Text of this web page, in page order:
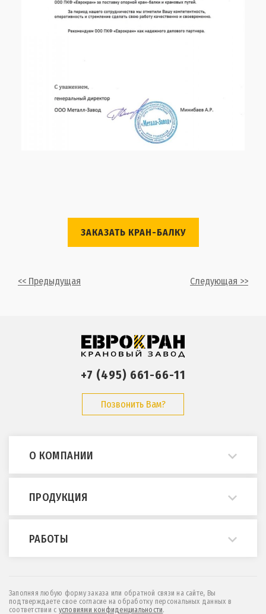
ЗАКАЗАТЬ КРАН-БАЛКУ
<< Предыдущая Следующая >>
+7 (495) 661-66-11
Позвонить Вам?
О КОМПАНИИ
О нас
Примеры работ
Опросные листы
ГОСТы и нормативы
Контакты
ПРОДУКЦИЯ
Мостовые краны
Кран-балки
Козловые и полукозловые краны
РАБОТЫ
Проектирование
Заполняя любую форму заказа или обратной связи на сайте, Вы
подтверждаете свое согласие на обработку персональных данных в
соответствии c условиями конфиденциальности.